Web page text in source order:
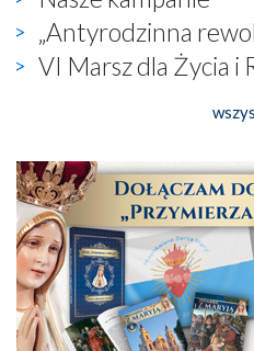
„Antyrodzinna
VI Marsz dla Życia i